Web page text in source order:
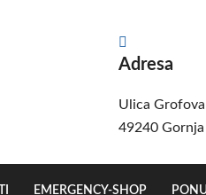
Adresa
Ulica
49240
EMERGENCY-SHOP